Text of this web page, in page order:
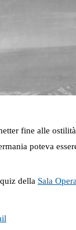
fine alle
poteva
della Sala